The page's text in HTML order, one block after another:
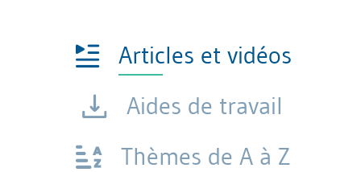
Articles et vidéos
Aides de travail
Thèmes de A à Z